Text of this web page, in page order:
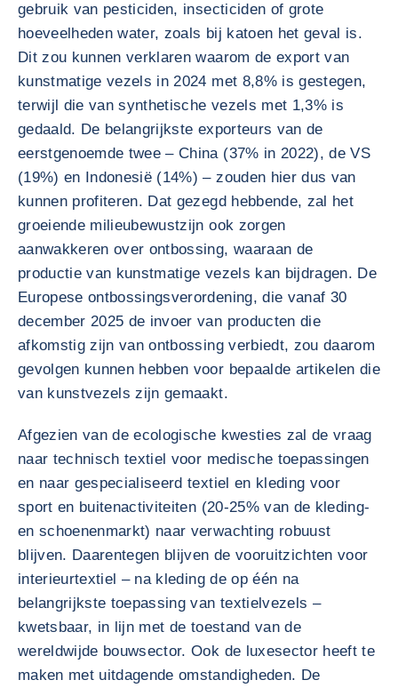
gebruik van pesticiden, insecticiden of grote
hoeveelheden water, zoals bij katoen het geval is.
Dit zou kunnen verklaren waarom de export van
kunstmatige vezels in 2024 met 8,8% is gestegen,
terwijl die van synthetische vezels met 1,3% is
gedaald. De belangrijkste exporteurs van de
eerstgenoemde twee – China (37% in 2022), de VS
(19%) en Indonesië (14%) – zouden hier dus van
kunnen profiteren. Dat gezegd hebbende, zal het
groeiende milieubewustzijn ook zorgen
aanwakkeren over ontbossing, waaraan de
productie van kunstmatige vezels kan bijdragen. De
Europese ontbossingsverordening, die vanaf 30
december 2025 de invoer van producten die
afkomstig zijn van ontbossing verbiedt, zou daarom
gevolgen kunnen hebben voor bepaalde artikelen die
van kunstvezels zijn gemaakt.
Afgezien van de ecologische kwesties zal de vraag
naar technisch textiel voor medische toepassingen
en naar gespecialiseerd textiel en kleding voor
sport en buitenactiviteiten (20-25% van de kleding-
en schoenenmarkt) naar verwachting robuust
blijven. Daarentegen blijven de vooruitzichten voor
interieurtextiel – na kleding de op één na
belangrijkste toepassing van textielvezels –
kwetsbaar, in lijn met de toestand van de
wereldwijde bouwsector. Ook de luxesector heeft te
maken met uitdagende omstandigheden. De